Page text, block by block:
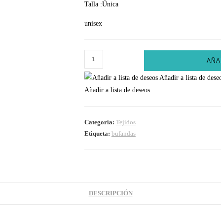
Talla :Única
unisex
Bufanda
Tejida
cantidad
Añadir a lista de
Añadir a lista de deseos
Categoría: Tejidos
Etiqueta: bufandas
DESCRIPCIÓN